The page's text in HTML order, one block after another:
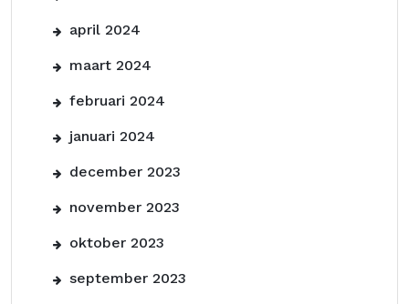
april 2024
maart 2024
februari 2024
januari 2024
december 2023
november 2023
oktober 2023
september 2023